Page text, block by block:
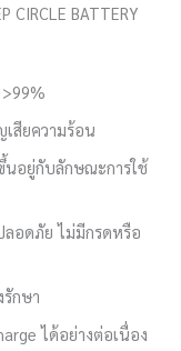
CIRCLE BATTERY
สียความร้อน
นอยู่กับลักษณะการใช้
ลอดภัย ไม่มีกรดหรือ
กษา
ได้อย่างต่อเนื่อง